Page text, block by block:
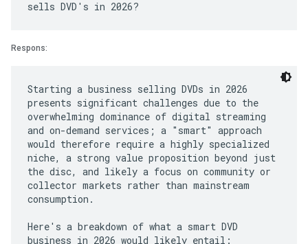
Respons:
Starting a business selling DVDs in 2026
presents significant challenges due to the
overwhelming dominance of digital streaming
and on-demand services; a "smart" approach
would therefore require a highly specialized
niche, a strong value proposition beyond just
the disc, and likely a focus on community or
collector markets rather than mainstream
consumption.
Here's a breakdown of what a smart DVD
business in 2026 would likely entail: